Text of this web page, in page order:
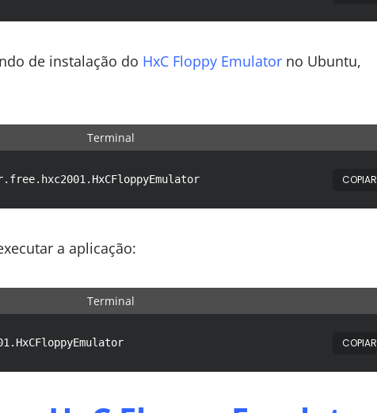
de instalação do HxC Floppy Emulator no Ubuntu,
Terminal
COPIAR
a aplicação:
Terminal
COPIAR